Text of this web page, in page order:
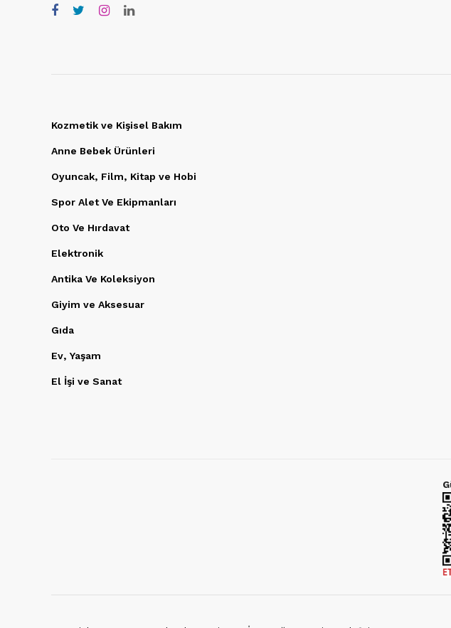
Kozmetik ve Kişisel Bakım
Anne Bebek Ürünleri
Oyuncak, Film, Kitap ve Hobi
Spor Alet Ve Ekipmanları
Oto Ve Hırdavat
Elektronik
Antika Ve Koleksiyon
Giyim ve Aksesuar
Gıda
Ev, Yaşam
El İşi ve Sanat